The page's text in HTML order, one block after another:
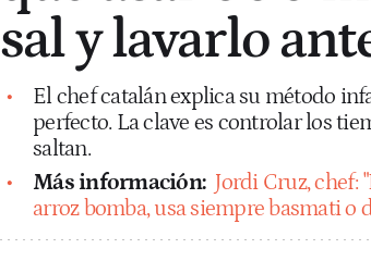
sal y lavarlo
El chef catalán explica su método
perfecto. La clave es controlar los
saltan.
Más información: Jordi Cruz, chef:
arroz bomba, usa siempre basmati o